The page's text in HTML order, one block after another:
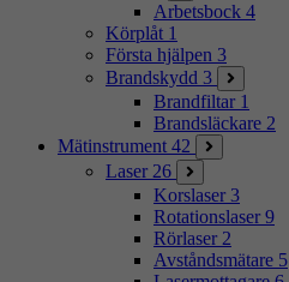
Arbetsbock 4
Körplåt 1
Första hjälpen 3
Brandskydd 3
Brandfiltar 1
Brandsläckare 2
Mätinstrument 42
Laser 26
Korslaser 3
Rotationslaser 9
Rörlaser 2
Avståndsmätare 5